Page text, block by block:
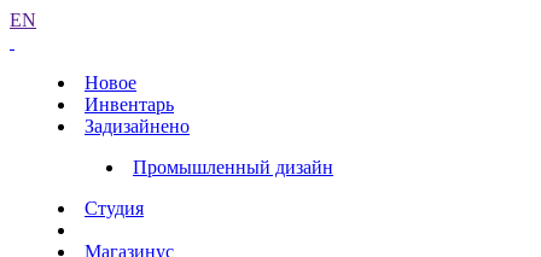
EN
Новое
Инвентарь
Задизайнено
Промышленный дизайн
Студия
Магазинус